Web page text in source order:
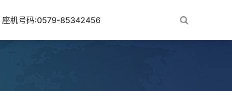
座机号码:0579-85342456